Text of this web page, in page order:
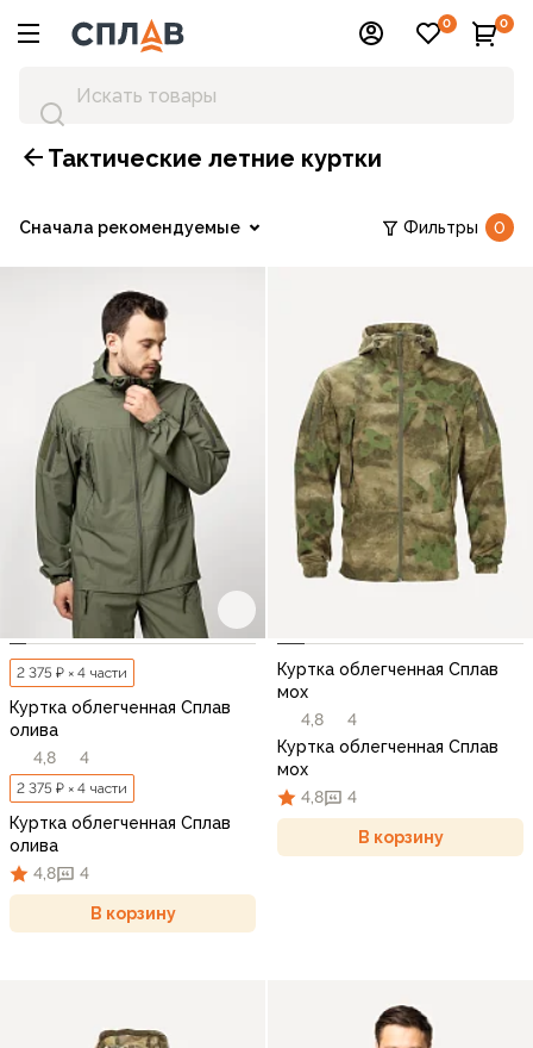
0 0
Тактические летние куртки
Сначала рекомендуемые Фильтры 0
2 375 ₽ × 4 части
Куртка облегченная Сплав
олива
4,8
4
2 375 ₽ × 4 части
Куртка облегченная Сплав
олива
4,8
4
В корзину
Куртка облегченная Сплав
мох
4,8
4
Куртка облегченная Сплав
мох
4,8
4
В корзину